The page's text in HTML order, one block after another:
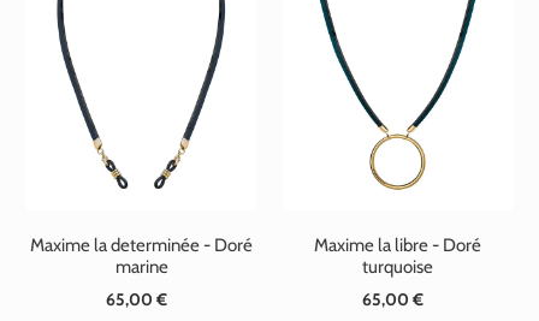
Maxime la determinée - Doré
marine
Prix
65,00 €
Maxime la libre - Doré
turquoise
Prix
65,00 €